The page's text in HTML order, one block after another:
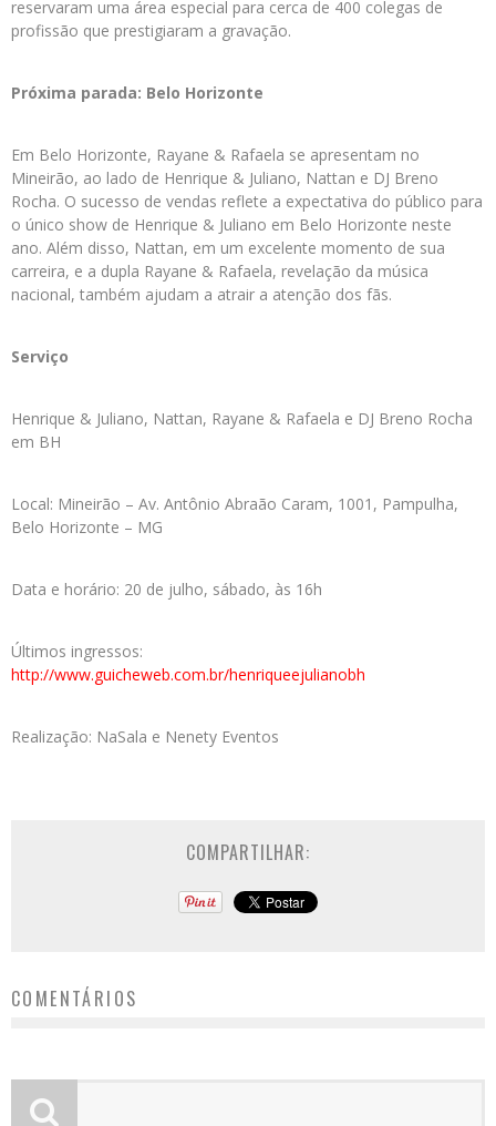
reservaram uma área especial para cerca de 400 colegas de
profissão que prestigiaram a gravação.
Próxima parada: Belo Horizonte
Em Belo Horizonte, Rayane & Rafaela se apresentam no
Mineirão, ao lado de Henrique & Juliano, Nattan e DJ Breno
Rocha. O sucesso de vendas reflete a expectativa do público para
o único show de Henrique & Juliano em Belo Horizonte neste
ano. Além disso, Nattan, em um excelente momento de sua
carreira, e a dupla Rayane & Rafaela, revelação da música
nacional, também ajudam a atrair a atenção dos fãs.
Serviço
Henrique & Juliano, Nattan, Rayane & Rafaela e DJ Breno Rocha
em BH
Local: Mineirão – Av. Antônio Abraão Caram, 1001, Pampulha,
Belo Horizonte – MG
Data e horário: 20 de julho, sábado, às 16h
Últimos ingressos:
http://www.guicheweb.com.br/henriqueejulianobh
Realização: NaSala e Nenety Eventos
COMPARTILHAR:
COMENTÁRIOS